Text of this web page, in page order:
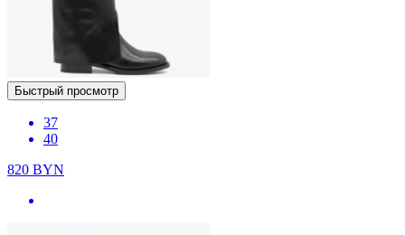
Быстрый просмотр
37
40
820 BYN